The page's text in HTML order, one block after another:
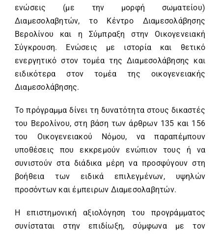
ενώσεις (με την μορφή σωματείου)
Διαμεσολαβητών, το Κέντρο Διαμεσολάβησης
Βερολίνου και η Σύμπραξη στην Οικογενειακή
Σύγκρουση. Ενώσεις με ιστορία και θετικό
ενεργητικό στον τομέα της Διαμεσολάβησης και
ειδικότερα στον τομέα της οικογενειακής
Διαμεσολάβησης.
Το πρόγραμμα δίνει τη δυνατότητα στους δικαστές
του Βερολίνου, στη βάση των άρθρων 135 και 156
του Οικογενειακού Νόμου, να παραπέμπουν
υποθέσεις που εκκρεμούν ενώπιον τους ή να
συνιστούν στα διάδικα μέρη να προσφύγουν στη
βοήθεια των ειδικά επιλεγμένων, υψηλών
προσόντων και έμπειρων Διαμεσολαβητών.
Η επιστημονική αξιολόγηση του προγράμματος
συνίσταται στην επιδίωξη, σύμφωνα με τον